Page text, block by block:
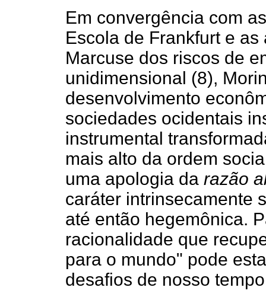
Em convergência com
Escola de Frankfurt e
Marcuse dos riscos de
unidimensional (8),
desenvolvimento
sociedades ocidentais
instrumental
mais alto da ordem
uma apologia da razão
caráter intrinsecamente
até então hegemônica.
racionalidade que
para o mundo" pode
desafios de nosso